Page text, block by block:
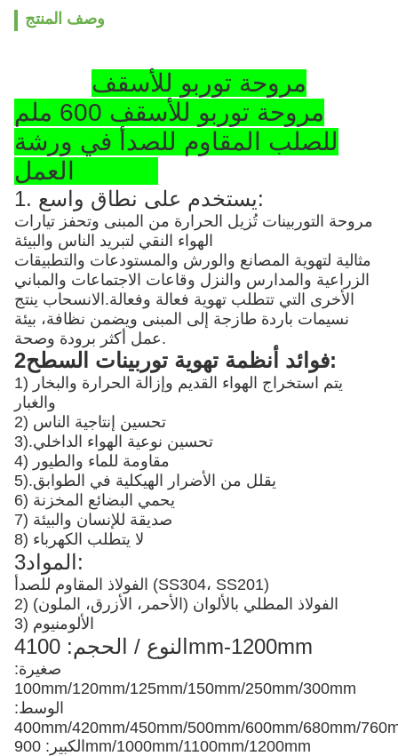
وصف المنتج
مروحة توربو للأسقف
مروحة توربو للأسقف 600 ملم
للصلب المقاوم للصدأ في ورشة
1. يستخدم على نطاق واسع:
مروحة التوربينات تُزيل الحرارة من المبنى وتحفز تيارات
الهواء النقي لتبريد الناس والبيئة
مثالية لتهوية المصانع والورش والمستودعات والتطبيقات
الزراعية والمدارس والنزل وقاعات الاجتماعات والمباني
الأخرى التي تتطلب تهوية فعالة وفعالة.الانسحاب ينتج
نسيمات باردة طازجة إلى المبنى ويضمن نظافة، بيئة
عمل أكثر برودة وصحة.
2فوائد أنظمة تهوية توربينات السطح:
1) يتم استخراج الهواء القديم وإزالة الحرارة والبخار
والغبار
2) تحسين إنتاجية الناس
3).تحسين نوعية الهواء الداخلي
4) مقاومة للماء والطيور
5).يقلل من الأضرار الهيكلية في الطوابق
6) يحمي البضائع المخزنة
7) صديقة للإنسان والبيئة
8) لا يتطلب الكهرباء
3المواد:
الفولاذ المقاوم للصدأ (SS304، SS201)
2) الفولاذ المطلي بالألوان (الأحمر، الأزرق، الملون)
3) الألومنيوم
4النوع / الحجم: 100mm-1200mm
صغيرة:
100mm/120mm/125mm/150mm/250mm/300mm
الوسط:
400mm/420mm/450mm/500mm/600mm/680mm/
الكبير: 900mm/1000mm/1100mm/1200mm